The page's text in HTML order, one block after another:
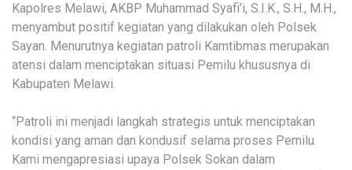
Kapolres Melawi, AKBP Muhammad Syafi’i, S.I.K., S.H., M.H.,
menyambut positif kegiatan yang dilakukan oleh Polsek
Sayan. Menurutnya kegiatan patroli Kamtibmas merupakan
atensi dalam menciptakan situasi Pemilu khususnya di
Kabupaten Melawi.
“Patroli ini menjadi langkah strategis untuk menciptakan
kondisi yang aman dan kondusif selama proses Pemilu.
Kami mengapresiasi upaya Polsek Sokan dalam